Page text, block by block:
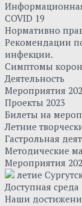
COVID 19
Нормативно
Рекомендации
инфекции.
Симптомы
Деятельность
Мероприятия
Проекты 2023
Билеты на
Летние
Гастрольная
Методические
Мероприятия
летие
Доступная среда
Наши